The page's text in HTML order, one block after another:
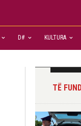
D# KULTURA
TË